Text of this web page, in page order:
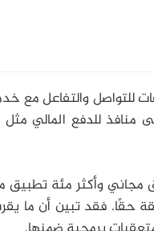
للتواصل والتفاعل مع
للدفع المالي مثل
مجاني وأكثر مئة
حقًا. فقد تبين أن ما